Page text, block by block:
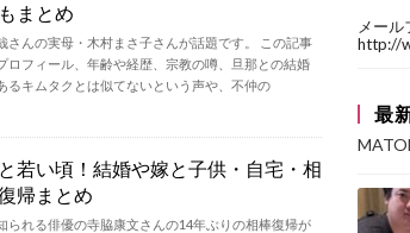
まとめ
さんの実母・木村まさ子さんが話題です。 この記事
ロフィール、年齢や経歴、宗教の噂、旦那との結婚
るキムタクとは似てないという声や、不仲の
若い頃！結婚や嫁と子供・自宅・相
帰まとめ
られる俳優の寺脇康文さんの14年ぶりの相棒復帰が
メール
http://
最